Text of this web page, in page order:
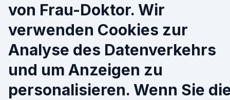
von Frau-Doktor. Wir
verwenden Cookies zur
Analyse des Datenverkehrs
und um Anzeigen zu
personalisieren. Wenn Sie